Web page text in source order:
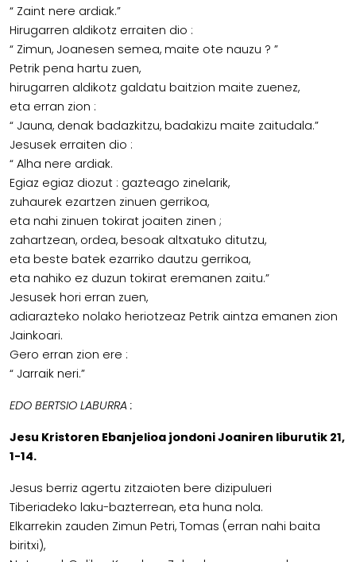
“ Zaint nere ardiak.”
Hirugarren aldikotz erraiten dio :
“ Zimun, Joanesen semea, maite ote nauzu ? ”
Petrik pena hartu zuen,
hirugarren aldikotz galdatu baitzion maite zuenez,
eta erran zion :
“ Jauna, denak badazkitzu, badakizu maite zaitudala.”
Jesusek erraiten dio :
“ Alha nere ardiak.
Egiaz egiaz diozut : gazteago zinelarik,
zuhaurek ezartzen zinuen gerrikoa,
eta nahi zinuen tokirat joaiten zinen ;
zahartzean, ordea, besoak altxatuko ditutzu,
eta beste batek ezarriko dautzu gerrikoa,
eta nahiko ez duzun tokirat eremanen zaitu.”
Jesusek hori erran zuen,
adiarazteko nolako heriotzeaz Petrik aintza emanen zion
Jainkoari.
Gero erran zion ere :
“ Jarraik neri.”
EDO BERTSIO LABURRA :
Jesu Kristoren Ebanjelioa jondoni Joaniren liburutik 21,
1-14.
Jesus berriz agertu zitzaioten bere dizipulueri
Tiberiadeko laku-bazterrean, eta huna nola.
Elkarrekin zauden Zimun Petri, Tomas (erran nahi baita
biritxi),